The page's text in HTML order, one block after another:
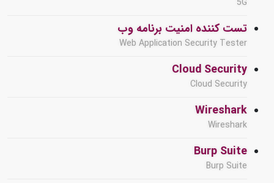
تست کننده امنیت برنامه وب
Web Application Security Tester
Cloud Security
Cloud Security
Wireshark
Wireshark
Burp Suite
Burp Suite